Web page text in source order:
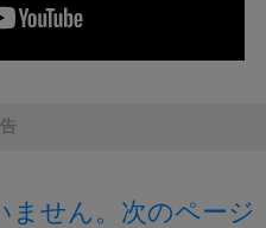
ません。次のページ